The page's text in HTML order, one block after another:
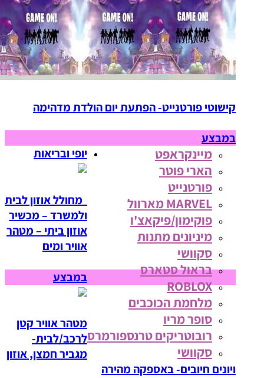
קישוטי פורטנייט- הפתעת יום הולדת מדהימה
במבצע
מיינקראפט
הארי פוטר
פורטנייט
MARVEL מארוול
פוקימון/פיקאצ'ו
מיניונים מתנות
סקוושי
בראול סטארס
ROBLOX
מלחמת הכוכבים
סופר מריו
רובוטריקים טרנספורמרס
סקוושי
יופי ובריאות
מחולל אוזון לבית
ולמשרד – מכשיר
אוזון ביתי – מטהר
אוויר ומים
במבצע
מטהר אוויר קטן
לרכב/לבית-
מגביר חמצן, אוזון
ויונים חיובים- באספקה מהירה